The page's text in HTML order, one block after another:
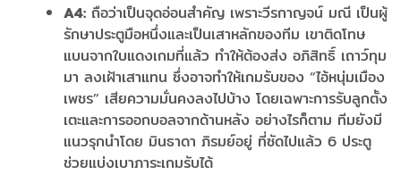
A4: ถือว่าเป็นจุดอ่อนสำคัญ เพราะวีรกาญจน์ มณี เป็นผู้
รักษาประตูมือหนึ่งและเป็นเสาหลักของทีม เขาติดโทษ
แบนจากใบแดงเกมที่แล้ว ทำให้ต้องส่ง อภิสิทธิ์ เถาว์ทุม
มา ลงเฝ้าเสาแทน ซึ่งอาจทำให้เกมรับของ “ไอ้หนุ่มเมือง
เพชร” เสียความมั่นคงลงไปบ้าง โดยเฉพาะการรับลูกตั้ง
เตะและการออกบอลจากด้านหลัง อย่างไรก็ตาม ทีมยังมี
แนวรุกนำโดย มินธาดา ภิรมย์อยู่ ที่ซัดไปแล้ว 6 ประตู
ช่วยแบ่งเบาภาระเกมรับได้